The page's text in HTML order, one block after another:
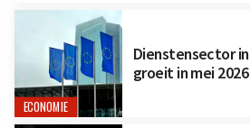
ECONOMIE
Dienstensector
groeit in mei